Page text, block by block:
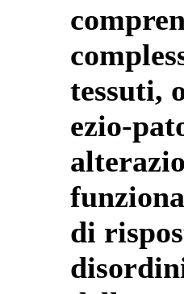
tessuti,
ezio-
di